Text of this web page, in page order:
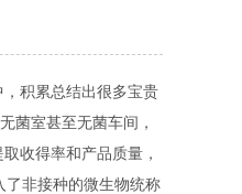
积累总结出很多宝贵
菌室甚至无菌车间，
收得率和产品质量，
了非接种的微生物统称